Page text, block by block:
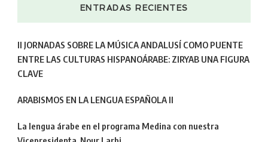
ENTRADAS RECIENTES
II JORNADAS SOBRE LA MÚSICA ANDALUSÍ COMO PUENTE
ENTRE LAS CULTURAS HISPANOÁRABE: ZIRYAB UNA FIGURA
CLAVE
ARABISMOS EN LA LENGUA ESPAÑOLA II
La lengua árabe en el programa Medina con nuestra